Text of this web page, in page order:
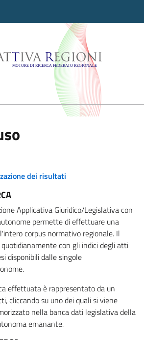
Regioni -
dei risultati
Applicativa Giuridico/Legislativa con
permette di effettuare una
corpus normativo regionale. Il
con gli indici degli atti
disponibili dalle singole
effettuata è rappresentato da un
cliccando su uno dei quali si viene
nella banca dati legislativa della
emanante.